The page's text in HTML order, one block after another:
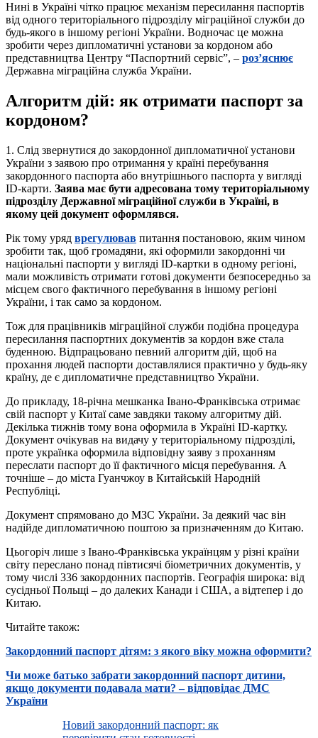
Нині в Україні чітко працює механізм пересилання паспортів
від одного територіального підрозділу міграційної служби до
будь-якого в іншому регіоні України. Водночас це можна
зробити через дипломатичні установи за кордоном або
представництва Центру “Паспортний сервіс”, – роз’яснює
Державна міграційна служба України.
Алгоритм дій: як отримати паспорт за
кордоном?
1. Слід звернутися до закордонної дипломатичної установи
України з заявою про отримання у країні перебування
закордонного паспорта або внутрішнього паспорта у вигляді
ID-карти. Заява має бути адресована тому територіальному
підрозділу Державної міграційної служби в Україні, в
якому цей документ оформлявся.
Рік тому уряд врегулював питання постановою, яким чином
зробити так, щоб громадяни, які оформили закордонні чи
національні паспорти у вигляді ID-картки в одному регіоні,
мали можливість отримати готові документи безпосередньо за
місцем свого фактичного перебування в іншому регіоні
України, і так само за кордоном.
Тож для працівників міграційної служби подібна процедура
пересилання паспортних документів за кордон вже стала
буденною. Відпрацьовано певний алгоритм дій, щоб на
прохання людей паспорти доставлялися практично у будь-яку
країну, де є дипломатичне представництво України.
До прикладу, 18-річна мешканка Івано-Франківська отримає
свій паспорт у Китаї саме завдяки такому алгоритму дій.
Декілька тижнів тому вона оформила в Україні ID-картку.
Документ очікував на видачу у територіальному підрозділі,
проте українка оформила відповідну заяву з проханням
переслати паспорт до її фактичного місця перебування. А
точніше – до міста Гуанчжоу в Китайській Народній
Республіці.
Документ спрямовано до МЗС України. За деякий час він
надійде дипломатичною поштою за призначенням до Китаю.
Цьогоріч лише з Івано-Франківська українцям у різні країни
світу переслано понад півтисячі біометричних документів, у
тому числі 336 закордонних паспортів. Географія широка: від
сусідньої Польщі – до далеких Канади і США, а відтепер і до
Китаю.
Читайте також:
Закордонний паспорт дітям: з якого віку можна оформити?
Чи може батько забрати закордонний паспорт дитини,
якщо документи подавала мати? – відповідає ДМС
України
Новий закордонний паспорт: як